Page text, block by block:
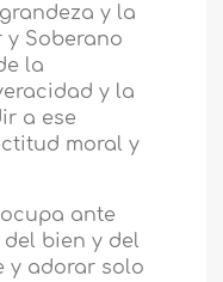
y la
y Soberano
la
y la
a ese
moral y
ante
bien y del
y adorar solo